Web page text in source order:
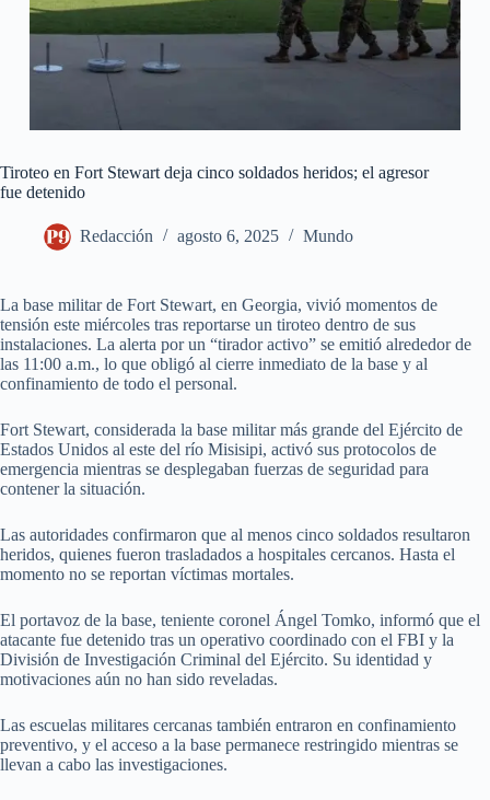
Tiroteo en Fort Stewart deja cinco soldados heridos; el agresor
fue detenido
Redacción agosto 6, 2025 Mundo
La base militar de Fort Stewart, en Georgia, vivió momentos de
tensión este miércoles tras reportarse un tiroteo dentro de sus
instalaciones. La alerta por un “tirador activo” se emitió alrededor de
las 11:00 a.m., lo que obligó al cierre inmediato de la base y al
confinamiento de todo el personal.
Fort Stewart, considerada la base militar más grande del Ejército de
Estados Unidos al este del río Misisipi, activó sus protocolos de
emergencia mientras se desplegaban fuerzas de seguridad para
contener la situación.
Las autoridades confirmaron que al menos cinco soldados resultaron
heridos, quienes fueron trasladados a hospitales cercanos. Hasta el
momento no se reportan víctimas mortales.
El portavoz de la base, teniente coronel Ángel Tomko, informó que el
atacante fue detenido tras un operativo coordinado con el FBI y la
División de Investigación Criminal del Ejército. Su identidad y
motivaciones aún no han sido reveladas.
Las escuelas militares cercanas también entraron en confinamiento
preventivo, y el acceso a la base permanece restringido mientras se
llevan a cabo las investigaciones.